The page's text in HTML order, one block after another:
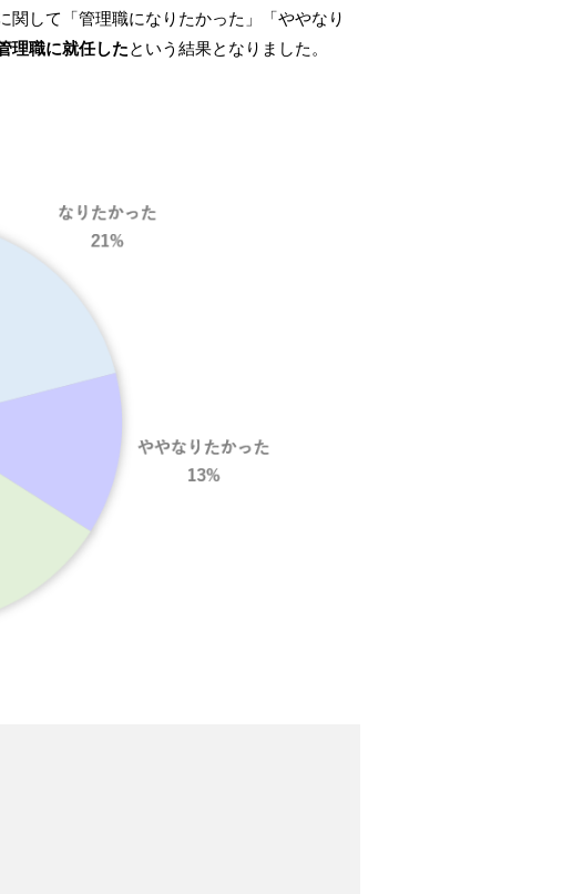
して「管理職になりたかった」「ややなり
理職に就任したという結果となりました。